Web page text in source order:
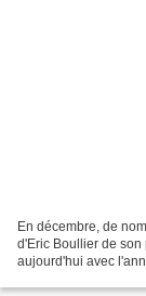
En décembre, de
d'Eric Boullier de son
aujourd'hui avec